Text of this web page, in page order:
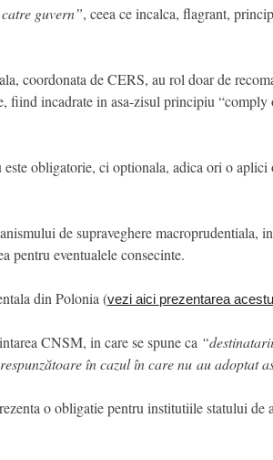
guvern”, ceea ce incalca, flagrant,
coordonata de CERS, au rol doar de
fiind incadrate in asa-zisul principiu “comply
obligatorie, ci optionala, adica ori o
de supraveghere macroprudentiala,
pentru eventualele consecinte.
din Polonia (vezi aici prezentarea
CNSM, in care se spune ca
în cazul în care nu au adoptat
o obligatie pentru institutiile statului de